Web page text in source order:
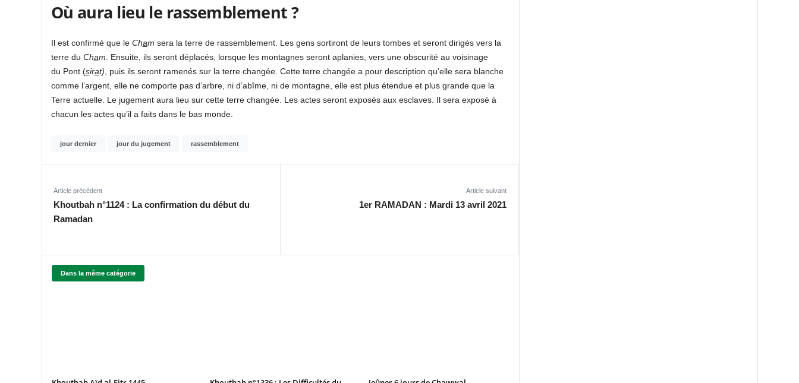
Où aura lieu le rassemblement ?
Il est confirmé que le Cham sera la terre de rassemblement. Les gens sortiront de leurs tombes et seront dirigés vers la
terre du Cham . Ensuite, ils seront déplacés, lorsque les montagnes seront aplanies, vers une obscurité au voisinage
du Pont (sirat) , puis ils seront ramenés sur la terre changée. Cette terre changée a pour description qu’elle sera blanche
comme l’argent, elle ne comporte pas d’arbre, ni d’abîme, ni de montagne, elle est plus étendue et plus grande que la
Terre actuelle. Le jugement aura lieu sur cette terre changée. Les actes seront exposés aux esclaves. Il sera exposé à
chacun les actes qu’il a faits dans le bas monde.
jour dernier jour du jugement rassemblement
Article précédent
Khoutbah n°1124 : La confirmation du début du
Ramadan
Article suivant
1er RAMADAN : Mardi 13 avril 2021
Dans la même catégorie